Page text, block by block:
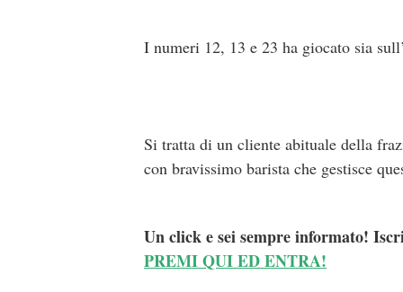
I numeri 12, 13 e 23 ha giocato sia
Si tratta di un cliente abituale della
con bravissimo barista che gestisce
Un click e sei sempre informato!
PREMI QUI ED ENTRA!